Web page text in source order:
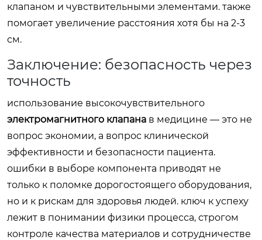
клапаном и чувствительными элементами. также
помогает увеличение расстояния хотя бы на 2-3
см.
Заключение: безопасность через
точность
использование высокочувствительного
электромагнитного клапана в медицине — это не
вопрос экономии, а вопрос клинической
эффективности и безопасности пациента.
ошибки в выборе компонента приводят не
только к поломке дорогостоящего оборудования,
но и к рискам для здоровья людей. ключ к успеху
лежит в понимании физики процесса, строгом
контроле качества материалов и сотрудничестве